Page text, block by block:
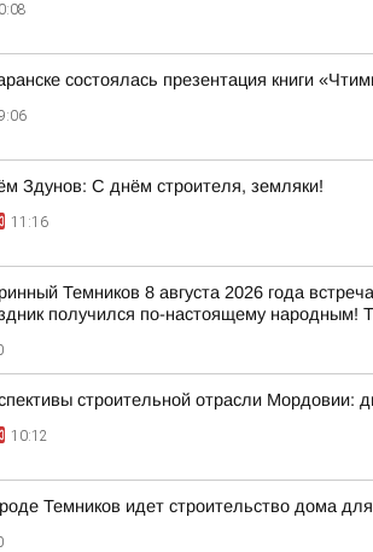
состоялась презентация книги
Здунов: С днём строителя, земляки!
11:16
Темников 8 августа 2026 года
получился по-настоящему народным!
строительной отрасли Мордовии:
10:12
Темников идет строительство дома